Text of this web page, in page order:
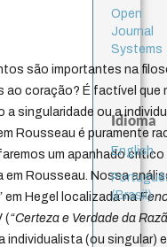
são importantes na
ao coração? É factível que
singularidade ou a
Rousseau é puramente
um apanhado
em Rousseau. Nossa
em Hegel localizada na
(“Certeza e Verdade da
individualista (ou singular)
Open
Journal
Systems
Idioma
English
(Brasil)